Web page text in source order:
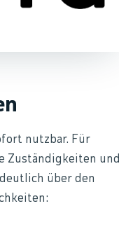
nutzbar. Für
Zuständigkeiten und
über den